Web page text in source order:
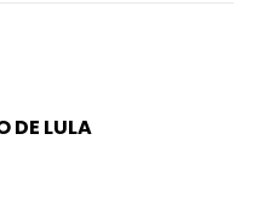
DE LULA